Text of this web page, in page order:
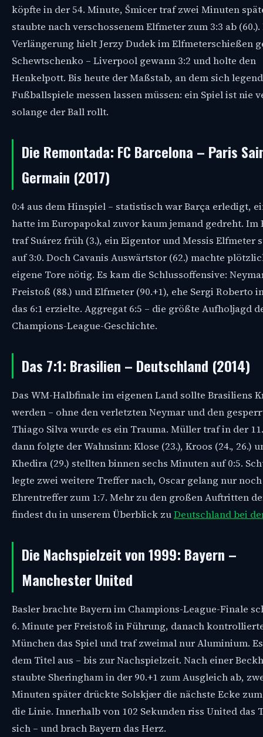
köpfte in der 54. Minute, Šmicer traf zwei Minuten
staubte nach verschossenem Elfmeter zum 3:3 ab
Verlängerung hielt Jerzy Dudek im Elfmeterschießen
Schewtschenko – Liverpool gewann 3:2 und holte den
Henkelpott. Bis heute der Maßstab, an dem sich
Fußballspiele messen lassen müssen: ein Spiel ist nie
solange der Ball rollt.
Die Remontada: FC Barcelona – Paris
Germain (2017)
0:4 aus dem Hinspiel – statistisch war Barça erledigt,
hatte im Europapokal zuvor kaum jemand gedreht. Im
traf Suárez früh (3.), ein Eigentor und Messis Elfmeter
auf 3:0. Doch Cavanis Auswärtstor (62.) machte
eigene Tore nötig. Es kam die Schlussoffensive:
Freistoß (88.) und Elfmeter (90.+1), ehe Sergi Roberto
das 6:1 erzielte. Aggregat 6:5 – die größte Aufholjagd
Champions-League-Geschichte.
Das 7:1: Brasilien – Deutschland (2014)
Das WM-Halbfinale im eigenen Land sollte Brasiliens
werden – ohne den verletzten Neymar und den
Thiago Silva wurde es ein Trauma. Müller traf in der
dann folgte der Wahnsinn: Klose (23.), Kroos (24., 26.)
Khedira (29.) stellten binnen sechs Minuten auf 0:5.
legte zwei weitere Treffer nach, Oscar gelang nur
Ehrentreffer zum 1:7. Mehr zu den großen Auftritten
findest du in unserem Überblick zuDeutschland bei
Die Nachspielzeit von 1999: Bayern –
Manchester United
Basler brachte Bayern im Champions-League-Finale
6. Minute per Freistoß in Führung, danach
München das Spiel und traf zweimal nur Aluminium.
dem Titel aus – bis zur Nachspielzeit. Nach einer
staubte Sheringham in der 90.+1 zum Ausgleich ab,
Minuten später drückte Solskjær die nächste Ecke
die Linie. Innerhalb von 102 Sekunden riss United das
sich – und brach Bayern das Herz.